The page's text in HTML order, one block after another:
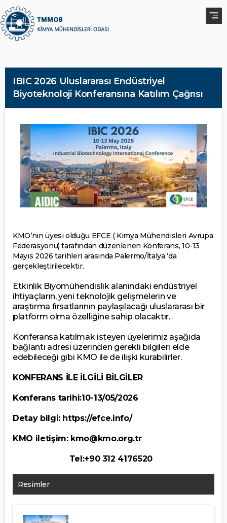
IBIC 2026 Uluslararası Endüstriyel
Biyoteknoloji Konferansına Katılım Çağrısı
KMO’nın üyesi olduğu EFCE ( Kimya Mühendisleri Avrupa
Federasyonu) tarafından düzenlenen Konferans, 10-13
Mayıs 2026 tarihleri arasında Palermo/İtalya ‘da
gerçekleştirilecektir.
Etkinlik Biyomühendislik alanındaki endüstriyel
ihtiyaçların, yeni teknolojik gelişmelerin ve
araştırma fırsatlarının paylaşılacağı uluslararası bir
platform olma özelliğine sahip olacaktır.
Konferansa katılmak isteyen üyelerimiz aşağıda
bağlantı adresi üzerinden gerekli bilgileri elde
edebileceği gibi KMO ile de ilişki kurabilirler.
KONFERANS İLE İLGİLİ BİLGİLER
Konferans tarihi:10-13/05/2026
Detay bilgi: https://efce.info/
KMO iletişim: kmo@kmo.org.tr
Tel:+90 312 4176520
Resimler